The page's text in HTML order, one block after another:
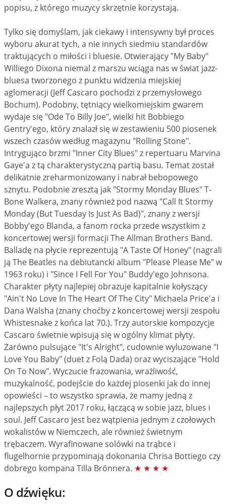
popisu, z którego muzycy skrzętnie korzystają.
Tylko się domyślam, jak ciekawy i intensywny był proces
wyboru akurat tych, a nie innych siedmiu standardów
traktujących o miłości i bluesie. Otwierający "My Baby"
Williego Dixona niemal z marszu wciąga nas w świat jazz-
bluesa tworzonego z punktu widzenia miejskiej
aglomeracji (Jeff Cascaro pochodzi z przemysłowego
Bochum). Podobny, tętniący wielkomiejskim gwarem
wydaje się "Ode To Billy Joe", wielki hit Bobbiego
Gentry'ego, który znalazł się w zestawieniu 500 piosenek
wszech czasów według magazynu "Rolling Stone".
Intrygująco brzmi "Inner City Blues" z repertuaru Marvina
Gaye'a z tą charakterystyczną partią basu. Temat został
delikatnie zreharmonizowany i nabrał bebopowego
sznytu. Podobnie zresztą jak "Stormy Monday Blues" T-
Bone Walkera, znany również pod nazwą "Call It Stormy
Monday (But Tuesday Is Just As Bad)", znany z wersji
Bobby'ego Blanda, a fanom rocka przede wszystkim z
koncertowej wersji formacji The Allman Brothers Band.
Balladę na płycie reprezentują "A Taste Of Honey" (nagrali
ją The Beatles na debiutancki album "Please Please Me" w
1963 roku) i "Since I Fell For You" Buddy'ego Johnsona.
Charakter płyty najlepiej obrazuje kapitalnie kołyszący
"Ain't No Love In The Heart Of The City" Michaela Price'a i
Dana Walsha (znany choćby z koncertowej wersji zespołu
Whistesnake z końca lat 70.). Trzy autorskie kompozycje
Cascaro świetnie wpisują się w ogólny klimat płyty.
Zarówno pulsujące "It's Alright", cudownie wyluzowane "I
Love You Baby" (duet z Folą Dada) oraz wyciszające "Hold
On To Now". Wyczucie frazowania, wrażliwość,
muzykalność, podejście do każdej piosenki jak do innej
opowieści – to wszystko sprawia, że mamy jedną z
najlepszych płyt 2017 roku, łączącą w sobie jazz, blues i
soul. Jeff Cascaro jest bez wątpienia jednym z czołowych
wokalistów w Niemczech, ale również świetnym
trębaczem. Wyrafinowane solówki na trąbce i
flugelhornie przypominają dokonania Chrisa Bottiego czy
dobrego kompana Tilla Brönnera. ★ ★ ★ ★
O dźwięku: